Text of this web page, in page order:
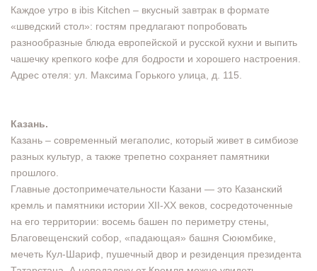
Каждое утро в ibis Kitchen – вкусный завтрак в формате
«шведский стол»: гостям предлагают попробовать
разнообразные блюда европейской и русской кухни и выпить
чашечку крепкого кофе для бодрости и хорошего настроения.
Адрес отеля: ул. Максима Горького улица, д. 115.
Казань.
Казань – современный мегаполис, который живет в симбиозе
разных культур, а также трепетно сохраняет памятники
прошлого.
Главные достопримечательности Казани — это Казанский
кремль и памятники истории XII-XX веков, сосредоточенные
на его территории: восемь башен по периметру стены,
Благовещенский собор, «падающая» башня Сююмбике,
мечеть Кул-Шариф, пушечный двор и резиденция президента